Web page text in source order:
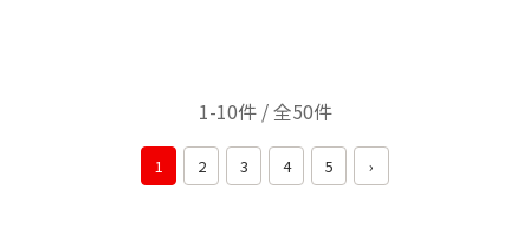
1-10件 / 全50件
1 2 3 4 5 ›